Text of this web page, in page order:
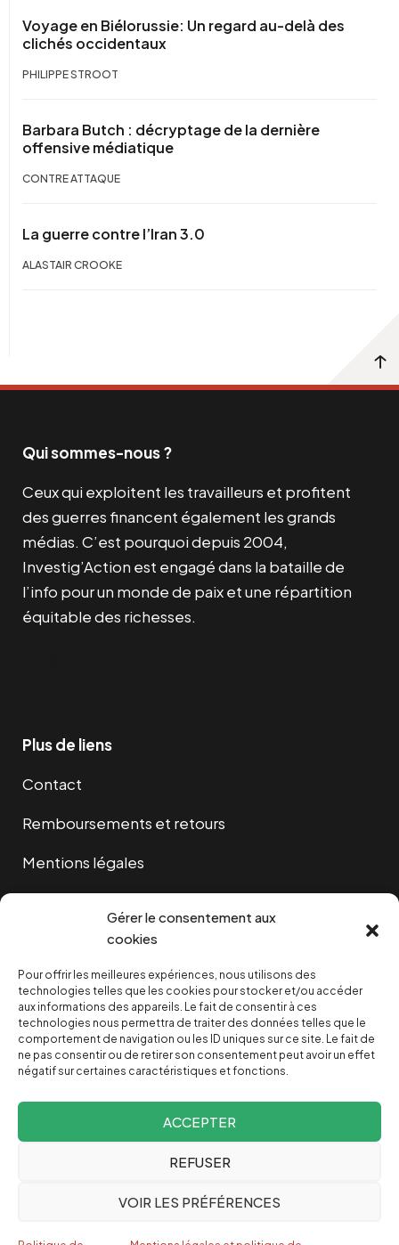
Gérer le consentement aux
cookies
Pour offrir les meilleures expériences, nous utilisons des
technologies telles que les cookies pour stocker et/ou accéder
aux informations des appareils. Le fait de consentir à ces
technologies nous permettra de traiter des données telles que le
comportement de navigation ou les ID uniques sur ce site. Le fait de
ne pas consentir ou de retirer son consentement peut avoir un effet
négatif sur certaines caractéristiques et fonctions.
ACCEPTER
REFUSER
VOIR LES PRÉFÉRENCES
Voyage en Biélorussie: Un regard au-delà des
clichés occidentaux
PHILIPPE STROOT
Barbara Butch : décryptage de la dernière
offensive médiatique
CONTRE ATTAQUE
La guerre contre l’Iran 3.0
ALASTAIR CROOKE
Qui sommes-nous ?
Ceux qui exploitent les travailleurs et profitent
des guerres financent également les grands
médias. C’est pourquoi depuis 2004,
Investig’Action est engagé dans la bataille de
l’info pour un monde de paix et une répartition
équitable des richesses.
Plus de liens
Contact
Remboursements et retours
Mentions légales
NOUS SOUTENIR
NOTRE NEWSLETTER
pour le changer